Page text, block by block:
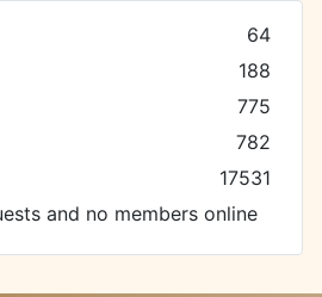
64
188
775
782
17531
and no members online